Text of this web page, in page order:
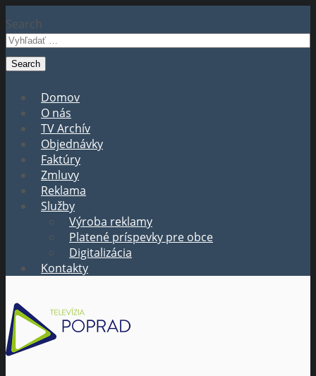
Search
Domov
O nás
TV Archív
Objednávky
Faktúry
Zmluvy
Reklama
Služby
Výroba reklamy
Platené príspevky pre obce
Digitalizácia
Kontakty